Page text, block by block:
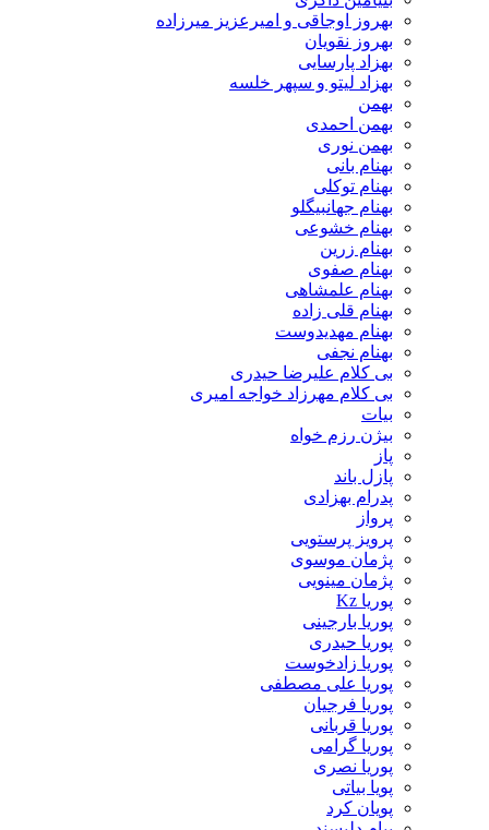
بهروز اوجاقی و امیرعزیز میرزاده
بهروز نقویان
بهزاد پارسایی
بهزاد لیتو و سپهر خلسه
بهمن
بهمن احمدی
بهمن نوری
بهنام بانی
بهنام توکلی
بهنام جهانبیگلو
بهنام خشوعی
بهنام زرین
بهنام صفوی
بهنام علمشاهی
بهنام قلی زاده
بهنام مهدیدوست
بهنام نجفی
بی کلام علیرضا حیدری
بی کلام مهرزاد خواجه امیری
بیات
بیژن رزم خواه
پاز
پازل باند
پدرام بهزادی
پرواز
پرویز پرستویی
پژمان موسوی
پژمان مینویی
پوریا Kz
پوریا بارجینی
پوریا حیدری
پوریا زادخوست
پوریا علی مصطفی
پوریا فرجیان
پوریا قربانی
پوریا گرامی
پوریا نصری
پویا بیاتی
پویان کرد